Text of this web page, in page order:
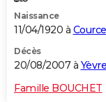
Naissance
11/04/1920 à
Décès
20/08/2007 à
Famille BOUCHET